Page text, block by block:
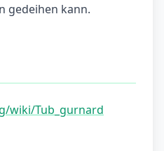
gedeihen kann.
wiki/Tub_gurnard